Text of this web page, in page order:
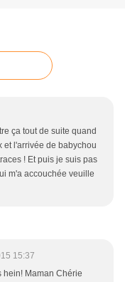
ça tout de suite quand
et l'arrivée de babychou
! Et puis je suis pas
m'a accouchée veuille
15:37
hein! Maman Chérie